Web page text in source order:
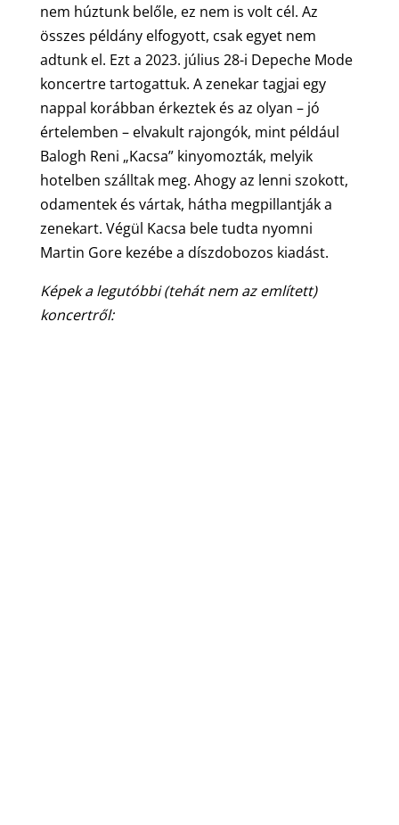
nem húztunk belőle, ez nem is volt cél. Az
összes példány elfogyott, csak egyet nem
adtunk el. Ezt a 2023. július 28-i Depeche Mode
koncertre tartogattuk. A zenekar tagjai egy
nappal korábban érkeztek és az olyan – jó
értelemben – elvakult rajongók, mint például
Balogh Reni „Kacsa” kinyomozták, melyik
hotelben szálltak meg. Ahogy az lenni szokott,
odamentek és vártak, hátha megpillantják a
zenekart. Végül Kacsa bele tudta nyomni
Martin Gore kezébe a díszdobozos kiadást.
Képek a legutóbbi (tehát nem az említett)
koncertről: